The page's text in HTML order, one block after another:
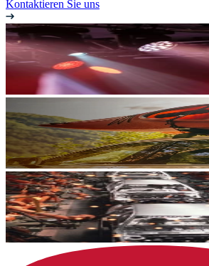
Kontaktieren Sie uns